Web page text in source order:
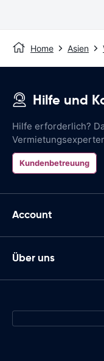
Home Asien
Hilfe und
Hilfe erforderlich?
Kundenbetreuung
Account
Über uns